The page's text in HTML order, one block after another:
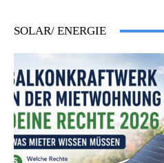
SOLAR/ ENERGIE